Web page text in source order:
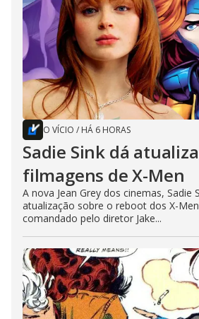
O VÍCIO / HÁ 6 HORAS
Sadie Sink dá
filmagens de X-Men
A nova Jean Grey dos cinemas, Sadie
atualização sobre o reboot dos X-
comandado pelo diretor Jake...